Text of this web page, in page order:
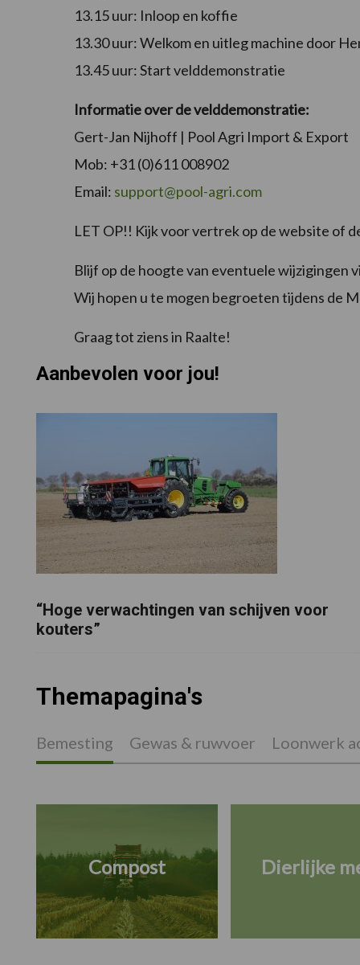
13.15 uur: Inloop en koffie
13.30 uur: Welkom en uitleg machine door
13.45 uur: Start velddemonstratie
Informatie over de velddemonstratie:
Gert-Jan Nijhoff | Pool Agri Import & Export
Mob: +31 (0)611 008902
Email: support@pool-agri.com
LET OP!! Kijk voor vertrek op de website of
Blijf op de hoogte van eventuele wijzigingen
Wij hopen u te mogen begroeten tijdens de
Graag tot ziens in Raalte!
Aanbevolen voor jou!
“Hoge verwachtingen van schijven voor
kouters”
Themapagina's
Bemesting Gewas & ruwvoer Loonwerk
Compost Dierlijke